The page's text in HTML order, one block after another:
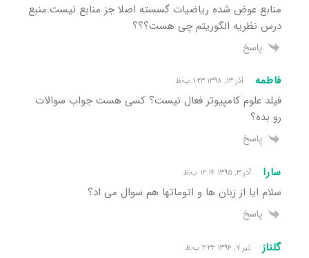
منابع عوض شده ریاضیات گسسته اصلا جز منابع نیست.منبع
درس نظریه الگوریتم چی هست؟؟؟
پاسخ
فاطمه آذر ۱۳, ۱۳۹۸ ۱:۲۳ ب٫ظ
فیلد علوم کامپیوتر فعال نیست؟ کسی هست جواب سوالات
رو بده؟
پاسخ
سارا آذر ۳, ۱۳۹۵ ۱۲:۱۴ ب٫ظ
سلام ایا از زبان ها و اتوماتها هم سوال می اد؟
پاسخ
گلناز تیر ۷, ۱۳۹۴ ۲:۳۲ ب٫ظ